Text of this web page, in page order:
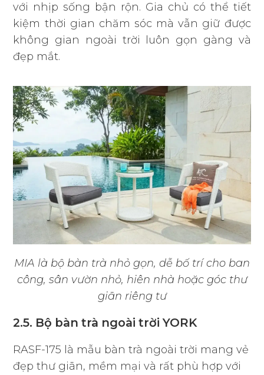
với nhịp sống bận rộn. Gia chủ có thể tiết
kiệm thời gian chăm sóc mà vẫn giữ được
không gian ngoài trời luôn gọn gàng và
đẹp mắt.
MIA là bộ bàn trà nhỏ gọn, dễ bố trí cho ban
công, sân vườn nhỏ, hiên nhà hoặc góc thư
giãn riêng tư
2.5. Bộ bàn trà ngoài trời YORK
RASF-175 là mẫu bàn trà ngoài trời mang vẻ
đẹp thư giãn, mềm mại và rất phù hợp với